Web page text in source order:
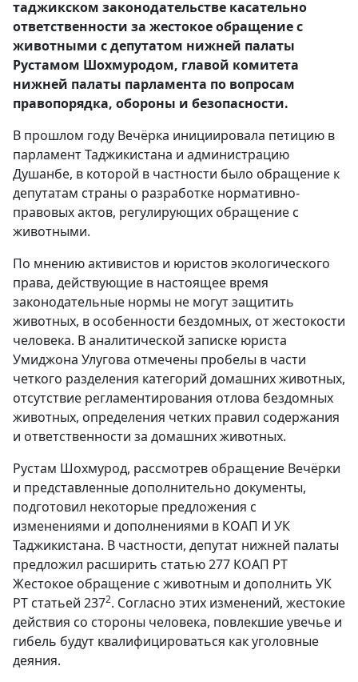
таджикском законодательстве касательно
ответственности за жестокое обращение с
животными с депутатом нижней палаты
Рустамом Шохмуродом, главой комитета
нижней палаты парламента по вопросам
правопорядка, обороны и безопасности.
В прошлом году Вечёрка инициировала петицию в
парламент Таджикистана и администрацию
Душанбе, в которой в частности было обращение к
депутатам страны о разработке нормативно-
правовых актов, регулирующих обращение с
животными.
По мнению активистов и юристов экологического
права, действующие в настоящее время
законодательные нормы не могут защитить
животных, в особенности бездомных, от жестокости
человека. В аналитической записке юриста
Умиджона Улугова отмечены пробелы в части
четкого разделения категорий домашних животных,
отсутствие регламентирования отлова бездомных
животных, определения четких правил содержания
и ответственности за домашних животных.
Рустам Шохмурод, рассмотрев обращение Вечёрки
и представленные дополнительно документы,
подготовил некоторые предложения с
изменениями и дополнениями в КОАП И УК
Таджикистана. В частности, депутат нижней палаты
предложил расширить статью 277 КОАП РТ
Жестокое обращение с животным и дополнить УК
РТ статьей 2372. Согласно этих изменений, жестокие
действия со стороны человека, повлекшие увечье и
гибель будут квалифицироваться как уголовные
деяния.